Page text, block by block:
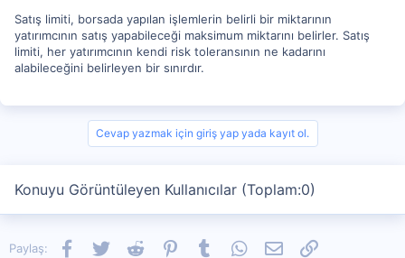
Satış limiti, borsada yapılan işlemlerin belirli bir miktarının
yatırımcının satış yapabileceği maksimum miktarını belirler. Satış
limiti, her yatırımcının kendi risk toleransının ne kadarını
alabileceğini belirleyen bir sınırdır.
Cevap yazmak için giriş yap yada kayıt ol.
Konuyu Görüntüleyen Kullanıcılar (Toplam:0)
Paylaş: Facebook
TwitterReddit PinterestTumblrWhatsApp
E-postaLink